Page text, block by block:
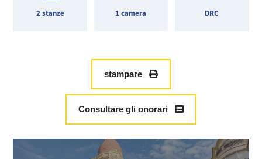
2 stanze 1 camera DRC
stampare
Consultare gli onorari